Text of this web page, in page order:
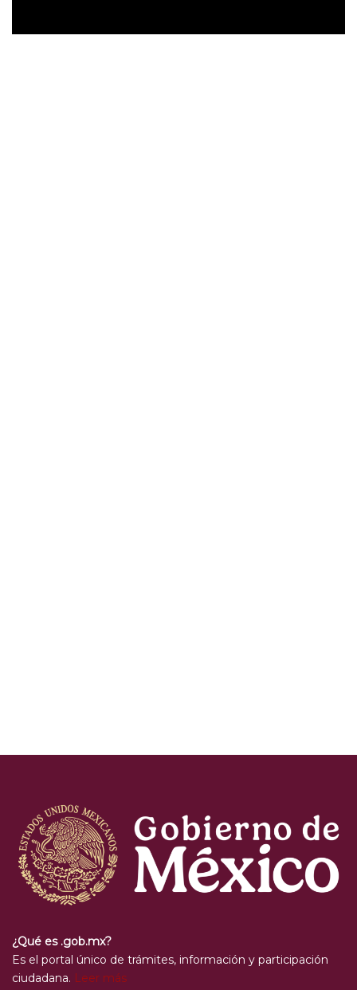
¿Qué es .gob.mx?
Es el portal único de trámites, información y participación
ciudadana. Leer más